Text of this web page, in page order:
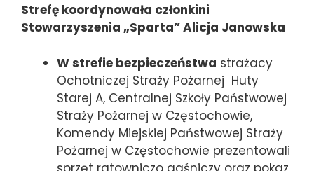
Strefę koordynowała członkini
Stowarzyszenia „Sparta” Alicja Janowska
W strefie bezpieczeństwa strażacy
Ochotniczej Straży Pożarnej Huty
Starej A, Centralnej Szkoły Państwowej
Straży Pożarnej w Częstochowie,
Komendy Miejskiej Państwowej Straży
Pożarnej w Częstochowie prezentowali